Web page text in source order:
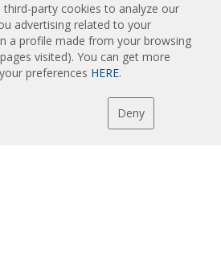
αεροκουρτινών
party cookies to analyze our
advertising related to your
a profile made from your browsing
visited). You can get more
preferences HERE.
Deny